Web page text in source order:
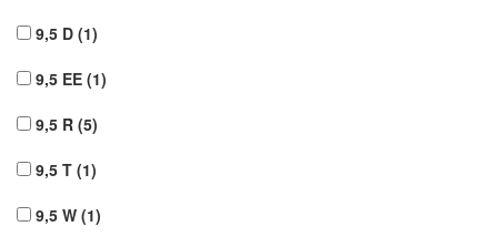
9,5 D (1)
9,5 EE (1)
9,5 R (5)
9,5 T (1)
9,5 W (1)